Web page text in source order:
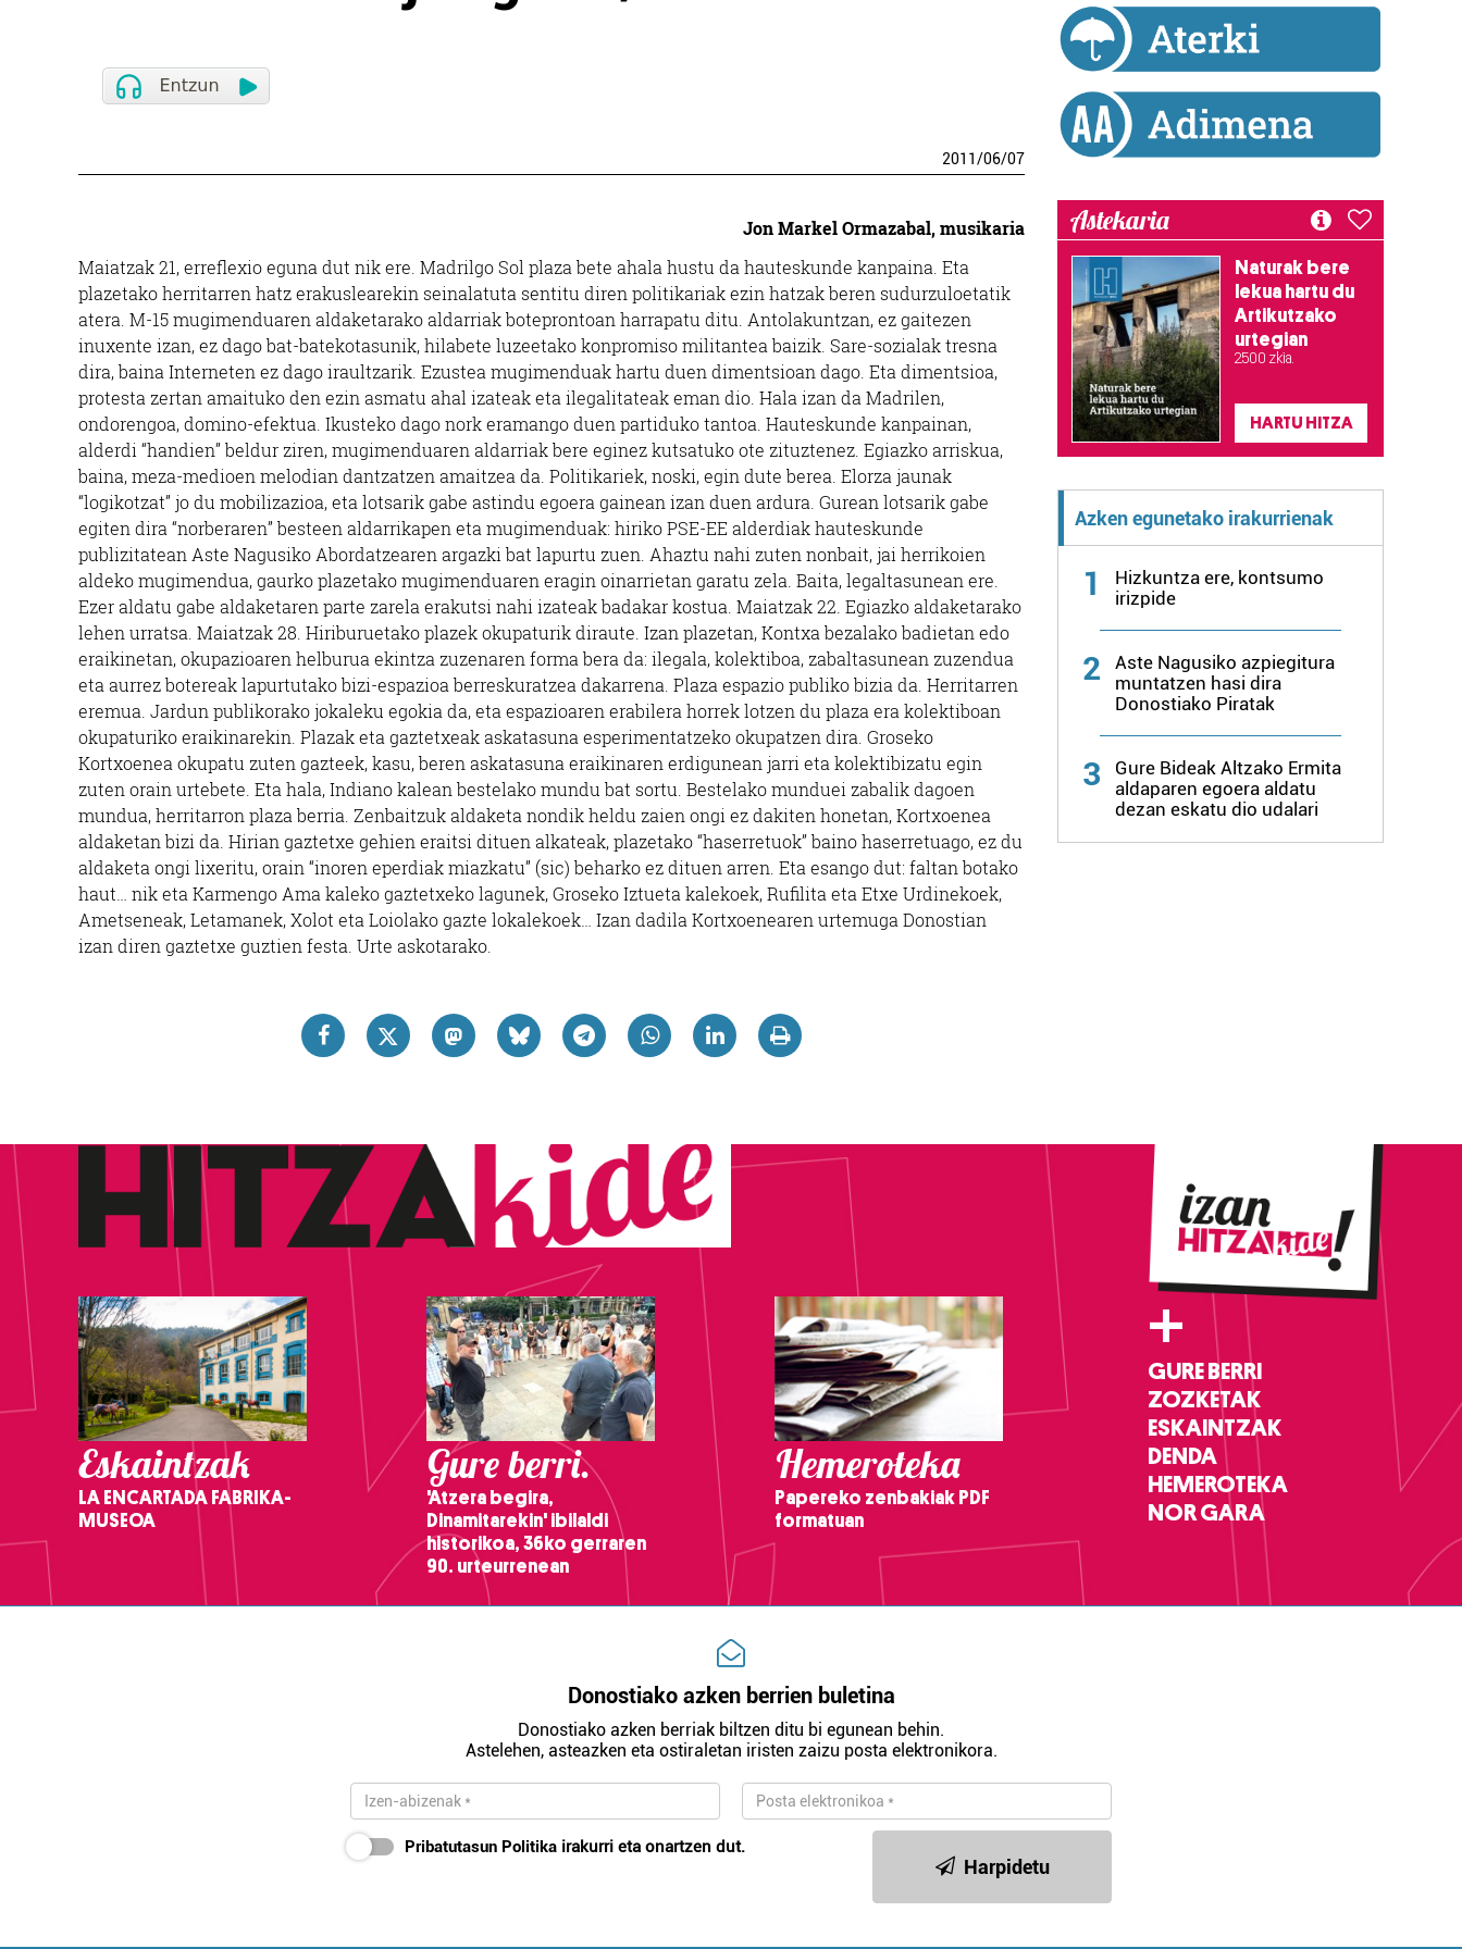
2011/06/07
Jon Markel Ormazabal, musikaria
Maiatzak 21, erreflexio eguna dut nik ere. Madrilgo Sol plaza bete ahala hustu da hauteskunde kanpaina. Eta
plazetako herritarren hatz erakuslearekin seinalatuta sentitu diren politikariak ezin hatzak beren sudurzuloetatik
atera. M-15 mugimenduaren aldaketarako aldarriak boteprontoan harrapatu ditu. Antolakuntzan, ez gaitezen
inuxente izan, ez dago bat-batekotasunik, hilabete luzeetako konpromiso militantea baizik. Sare-sozialak tresna
dira, baina Interneten ez dago iraultzarik. Ezustea mugimenduak hartu duen dimentsioan dago. Eta dimentsioa,
protesta zertan amaituko den ezin asmatu ahal izateak eta ilegalitateak eman dio. Hala izan da Madrilen,
ondorengoa, domino-efektua. Ikusteko dago nork eramango duen partiduko tantoa. Hauteskunde kanpainan,
alderdi “handien” beldur ziren, mugimenduaren aldarriak bere eginez kutsatuko ote zituztenez. Egiazko arriskua,
baina, meza-medioen melodian dantzatzen amaitzea da. Politikariek, noski, egin dute berea. Elorza jaunak
“logikotzat” jo du mobilizazioa, eta lotsarik gabe astindu egoera gainean izan duen ardura. Gurean lotsarik gabe
egiten dira “norberaren” besteen aldarrikapen eta mugimenduak: hiriko PSE-EE alderdiak hauteskunde
publizitatean Aste Nagusiko Abordatzearen argazki bat lapurtu zuen. Ahaztu nahi zuten nonbait, jai herrikoien
aldeko mugimendua, gaurko plazetako mugimenduaren eragin oinarrietan garatu zela. Baita, legaltasunean ere.
Ezer aldatu gabe aldaketaren parte zarela erakutsi nahi izateak badakar kostua. Maiatzak 22. Egiazko aldaketarako
lehen urratsa. Maiatzak 28. Hiriburuetako plazek okupaturik diraute. Izan plazetan, Kontxa bezalako badietan edo
eraikinetan, okupazioaren helburua ekintza zuzenaren forma bera da: ilegala, kolektiboa, zabaltasunean zuzendua
eta aurrez botereak lapurtutako bizi-espazioa berreskuratzea dakarrena. Plaza espazio publiko bizia da. Herritarren
eremua. Jardun publikorako jokaleku egokia da, eta espazioaren erabilera horrek lotzen du plaza era kolektiboan
okupaturiko eraikinarekin. Plazak eta gaztetxeak askatasuna esperimentatzeko okupatzen dira. Groseko
Kortxoenea okupatu zuten gazteek, kasu, beren askatasuna eraikinaren erdigunean jarri eta kolektibizatu egin
zuten orain urtebete. Eta hala, Indiano kalean bestelako mundu bat sortu. Bestelako munduei zabalik dagoen
mundua, herritarron plaza berria. Zenbaitzuk aldaketa nondik heldu zaien ongi ez dakiten honetan, Kortxoenea
aldaketan bizi da. Hirian gaztetxe gehien eraitsi dituen alkateak, plazetako “haserretuok” baino haserretuago, ez du
aldaketa ongi lixeritu, orain “inoren eperdiak miazkatu” (sic) beharko ez dituen arren. Eta esango dut: faltan botako
haut… nik eta Karmengo Ama kaleko gaztetxeko lagunek, Groseko Iztueta kalekoek, Rufilita eta Etxe Urdinekoek,
Ametseneak, Letamanek, Xolot eta Loiolako gazte lokalekoek… Izan dadila Kortxoenearen urtemuga Donostian
izan diren gaztetxe guztien festa. Urte askotarako.
Astekaria
Naturak bere
lekua hartu du
Artikutzako
urtegian
2.500 zkia.
HARTU HITZA
Azken egunetako irakurrienak
1
Hizkuntza ere, kontsumo
irizpide
2
Aste Nagusiko azpiegitura
muntatzen hasi dira
Donostiako Piratak
3
Gure Bideak Altzako Ermita
aldaparen egoera aldatu
dezan eskatu dio udalari
Eskaintzak
LA ENCARTADA FABRIKA-
MUSEOA
Gure berri.
'Atzera begira,
Dinamitarekin' ibilaldi
historikoa, 36ko gerraren
90. urteurrenean
Hemeroteka
Papereko zenbakiak PDF
formatuan
+
GURE BERRI
ZOZKETAK
ESKAINTZAK
DENDA
HEMEROTEKA
NOR GARA
Donostiako azken berrien buletina
Donostiako azken berriak biltzen ditu bi egunean behin.
Astelehen, asteazken eta ostiraletan iristen zaizu posta elektronikora.
Pribatutasun Politika irakurri eta onartzen dut.
Harpidetu